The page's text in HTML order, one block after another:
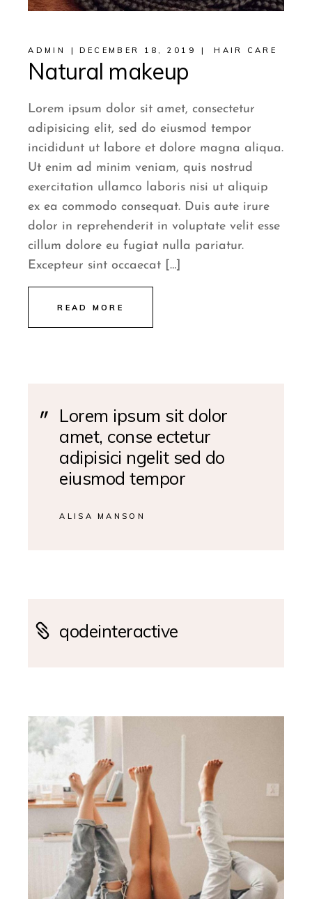
ADMIN DECEMBER 18, 2019 HAIR CARE
Natural makeup
Lorem ipsum dolor sit amet, consectetur
adipisicing elit, sed do eiusmod tempor
incididunt ut labore et dolore magna aliqua.
Ut enim ad minim veniam, quis nostrud
exercitation ullamco laboris nisi ut aliquip
ex ea commodo consequat. Duis aute irure
dolor in reprehenderit in voluptate velit esse
cillum dolore eu fugiat nulla pariatur.
Excepteur sint occaecat […]
READ MORE
Lorem ipsum sit dolor
amet, conse ectetur
adipisici ngelit sed do
eiusmod tempor
ALISA MANSON
qodeinteractive